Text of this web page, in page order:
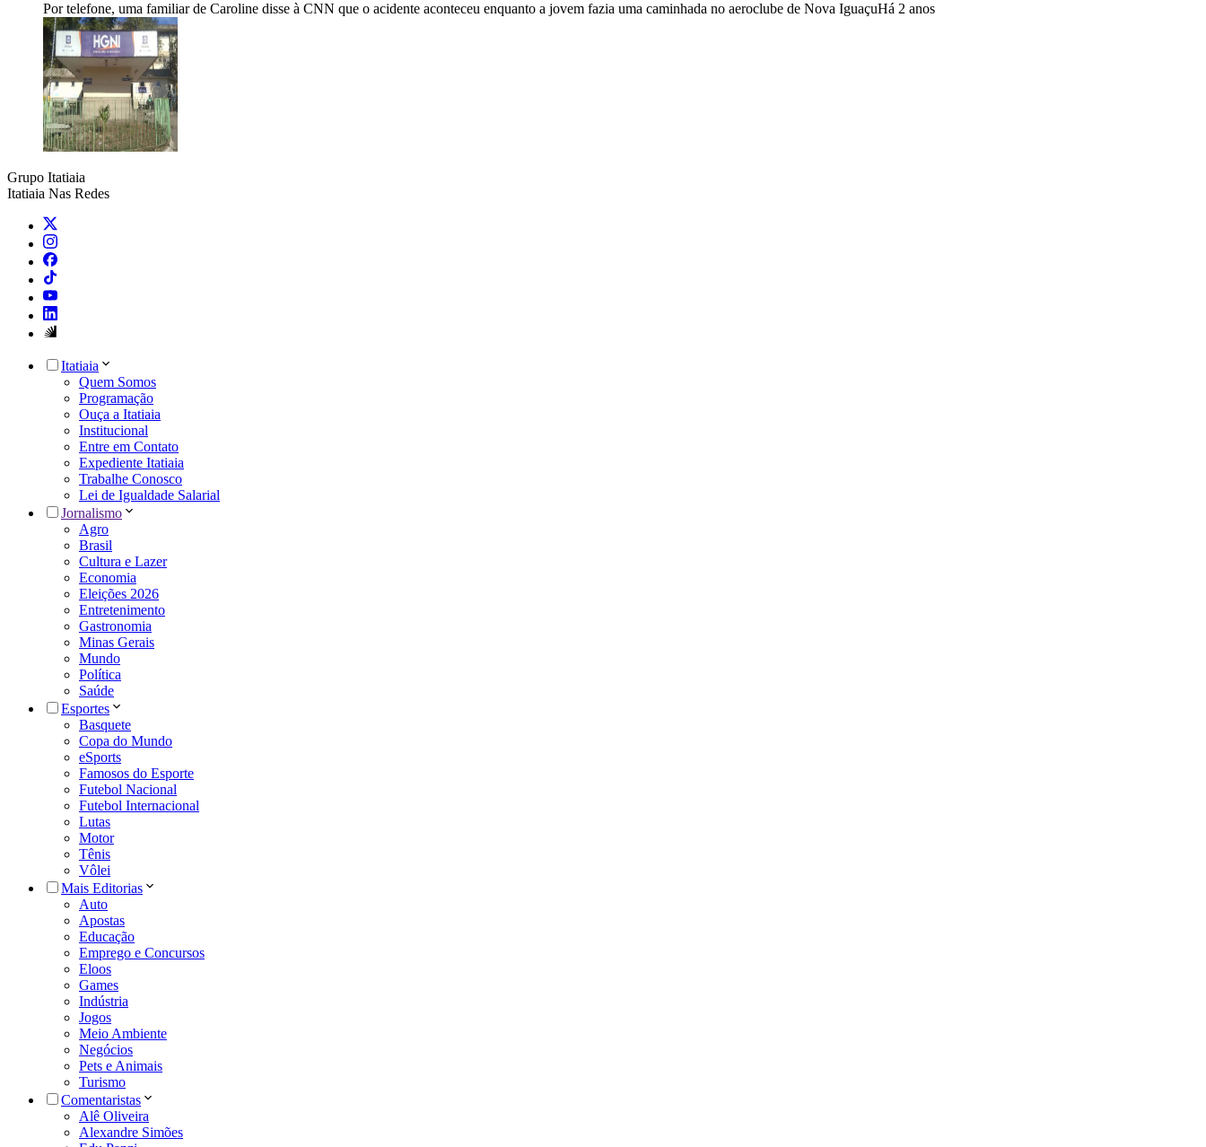
Por telefone, uma familiar de Caroline disse à CNN que o acidente aconteceu enquanto a jovem fazia uma caminhada no aeroclube de Nova IguaçuHá 2 anos
Grupo Itatiaia
Itatiaia Nas Redes
Itatiaia
Quem Somos
Programação
Ouça a Itatiaia
Institucional
Entre em Contato
Expediente Itatiaia
Trabalhe Conosco
Lei de Igualdade Salarial
Jornalismo
Agro
Brasil
Cultura e Lazer
Economia
Eleições 2026
Entretenimento
Gastronomia
Minas Gerais
Mundo
Política
Saúde
Esportes
Basquete
Copa do Mundo
eSports
Famosos do Esporte
Futebol Nacional
Futebol Internacional
Lutas
Motor
Tênis
Vôlei
Mais Editorias
Auto
Apostas
Educação
Emprego e Concursos
Eloos
Games
Indústria
Jogos
Meio Ambiente
Negócios
Pets e Animais
Turismo
Comentaristas
Alê Oliveira
Alexandre Simões